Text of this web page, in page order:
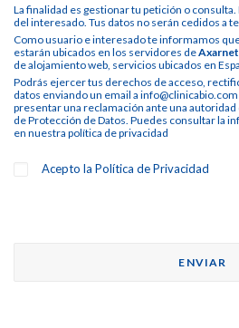
La finalidad es gestionar tu petición o
del interesado. Tus datos no serán cedidos a
Como usuario e interesado te informamos
estarán ubicados en los servidores deAxarnet
de alojamiento web, servicios ubicados en
Podrás ejercer tus derechos de acceso,
datos enviando un email a
presentar una reclamación ante una autoridad
de Protección de Datos. Puedes consultar la
en nuestra política de privacidad
Acepto laPolítica de Privacidad